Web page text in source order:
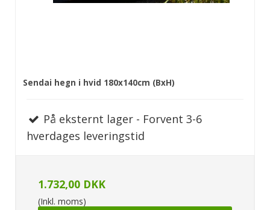
Sendai hegn i hvid 180x140cm (BxH)
På eksternt lager - Forvent 3-6
hverdages leveringstid
1.732,00 DKK
(Inkl. moms)